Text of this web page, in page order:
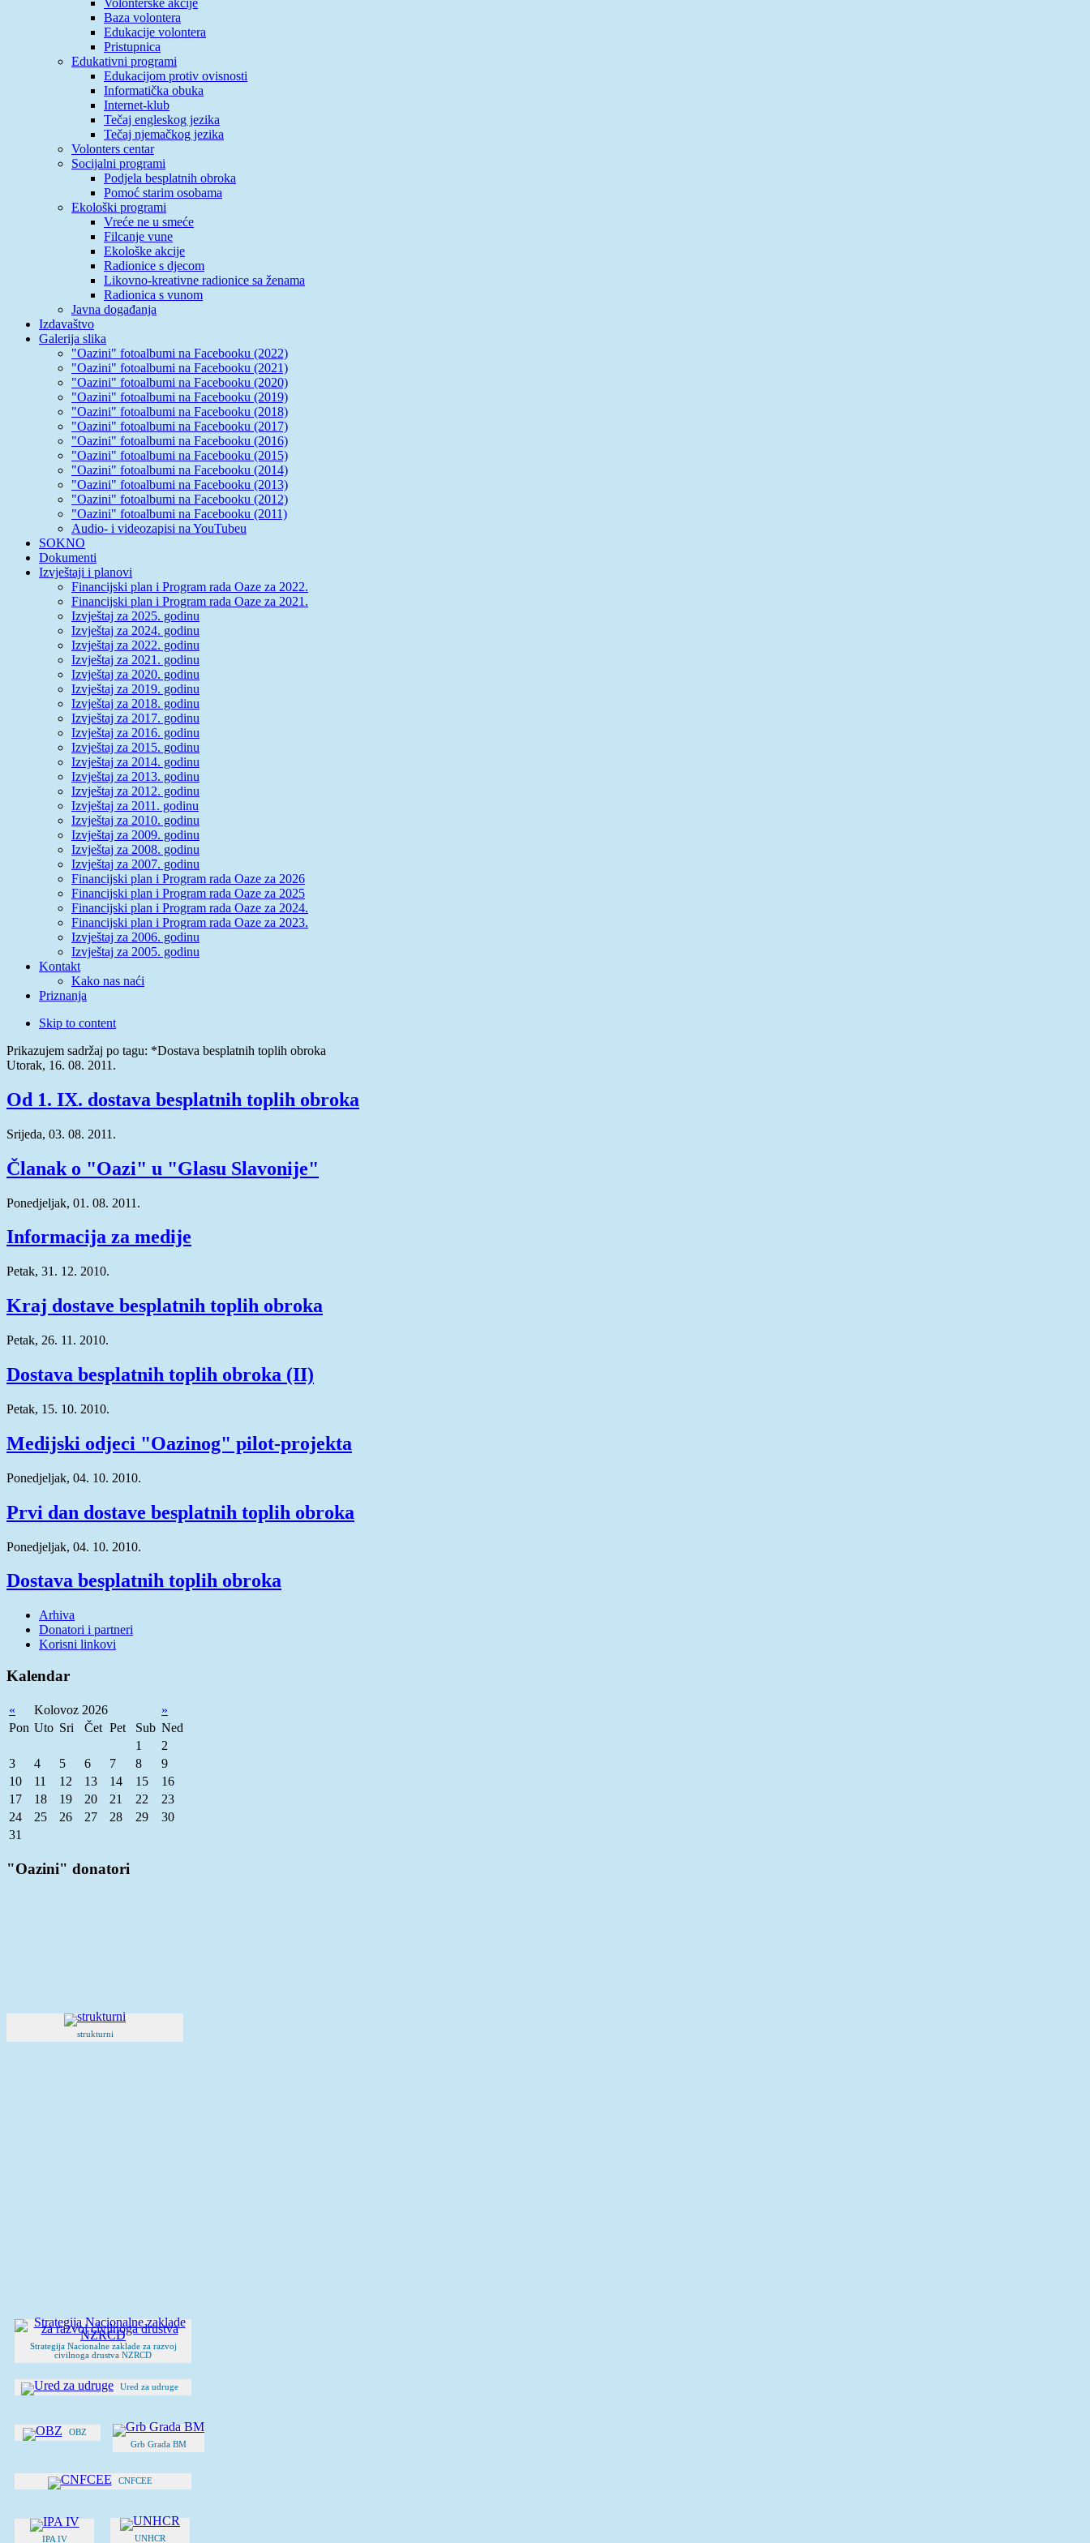
Baza volontera
Edukacije volontera
Pristupnica
Edukativni programi
Edukacijom protiv ovisnosti
Informatička obuka
Internet-klub
Tečaj engleskog jezika
Tečaj njemačkog jezika
Volonters centar
Socijalni programi
Podjela besplatnih obroka
Pomoć starim osobama
Ekološki programi
Vreće ne u smeće
Filcanje vune
Ekološke akcije
Radionice s djecom
Likovno-kreativne radionice sa ženama
Radionica s vunom
Javna događanja
Izdavaštvo
Galerija slika
"Oazini" fotoalbumi na Facebooku (2022)
"Oazini" fotoalbumi na Facebooku (2021)
"Oazini" fotoalbumi na Facebooku (2020)
"Oazini" fotoalbumi na Facebooku (2019)
"Oazini" fotoalbumi na Facebooku (2018)
"Oazini" fotoalbumi na Facebooku (2017)
"Oazini" fotoalbumi na Facebooku (2016)
"Oazini" fotoalbumi na Facebooku (2015)
"Oazini" fotoalbumi na Facebooku (2014)
"Oazini" fotoalbumi na Facebooku (2013)
"Oazini" fotoalbumi na Facebooku (2012)
"Oazini" fotoalbumi na Facebooku (2011)
Audio- i videozapisi na YouTubeu
SOKNO
Dokumenti
Izvještaji i planovi
Financijski plan i Program rada Oaze za 2022.
Financijski plan i Program rada Oaze za 2021.
Izvještaj za 2025. godinu
Izvještaj za 2024. godinu
Izvještaj za 2022. godinu
Izvještaj za 2021. godinu
Izvještaj za 2020. godinu
Izvještaj za 2019. godinu
Izvještaj za 2018. godinu
Izvještaj za 2017. godinu
Izvještaj za 2016. godinu
Izvještaj za 2015. godinu
Izvještaj za 2014. godinu
Izvještaj za 2013. godinu
Izvještaj za 2012. godinu
Izvještaj za 2011. godinu
Izvještaj za 2010. godinu
Izvještaj za 2009. godinu
Izvještaj za 2008. godinu
Izvještaj za 2007. godinu
Financijski plan i Program rada Oaze za 2026
Financijski plan i Program rada Oaze za 2025
Financijski plan i Program rada Oaze za 2024.
Financijski plan i Program rada Oaze za 2023.
Izvještaj za 2006. godinu
Izvještaj za 2005. godinu
Kontakt
Kako nas naći
Priznanja
Skip to content
Prikazujem sadržaj po tagu: *Dostava besplatnih toplih obroka
Utorak, 16. 08. 2011.
Od 1. IX. dostava besplatnih toplih obroka
Srijeda, 03. 08. 2011.
Članak o "Oazi" u "Glasu Slavonije"
Ponedjeljak, 01. 08. 2011.
Informacija za medije
Petak, 31. 12. 2010.
Kraj dostave besplatnih toplih obroka
Petak, 26. 11. 2010.
Dostava besplatnih toplih obroka (II)
Petak, 15. 10. 2010.
Medijski odjeci "Oazinog" pilot-projekta
Ponedjeljak, 04. 10. 2010.
Prvi dan dostave besplatnih toplih obroka
Ponedjeljak, 04. 10. 2010.
Dostava besplatnih toplih obroka
Arhiva
Donatori i partneri
Korisni linkovi
Kalendar
« Kolovoz 2026
»
Pon Uto Sri Čet Pet Sub Ned
1
2
3
4 5 6 7 8
9
10
11 12 13 14 15
16
17
18 19 20 21 22
23
24
25 26 27 28 29
30
31
"Oazini" donatori
strukturni
Strategija Nacionalne zaklade za razvoj
civilnoga drustva NZRCD
Ured za udruge
OBZ
Grb Grada BM
CNFCEE
IPA IV UNHCR